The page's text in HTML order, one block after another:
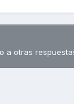
a otras